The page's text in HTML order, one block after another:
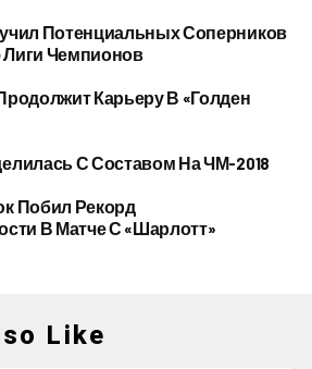
Потенциальных Соперников
Чемпионов
Карьеру В «Голден
С Составом На ЧМ-2018
Побил Рекорд
В Матче С «Шарлотт»
Like